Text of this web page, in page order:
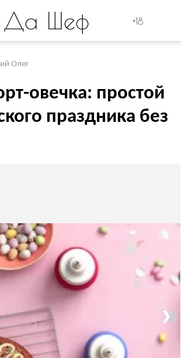
Да Шеф +18
Олег
овечка: простой
праздника без
❯